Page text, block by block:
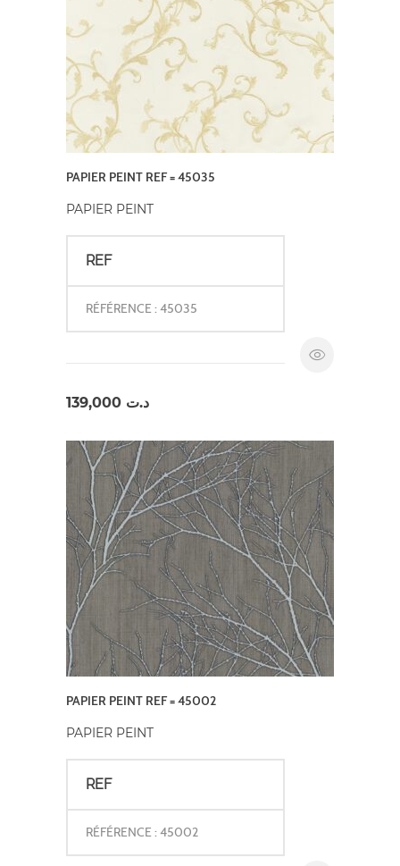
PAPIER PEINT REF = 45035
PAPIER PEINT
REF
RÉFÉRENCE : 45035
د.ت
PAPIER PEINT REF = 45002
PAPIER PEINT
REF
RÉFÉRENCE : 45002